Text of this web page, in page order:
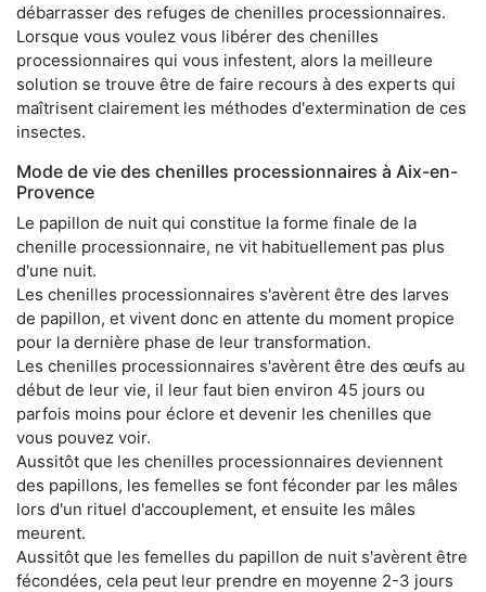
débarrasser des refuges de chenilles processionnaires.
Lorsque vous voulez vous libérer des chenilles
processionnaires qui vous infestent, alors la meilleure
solution se trouve être de faire recours à des experts qui
maîtrisent clairement les méthodes d'extermination de ces
insectes.
Mode de vie des chenilles processionnaires à Aix-en-
Provence
Le papillon de nuit qui constitue la forme finale de la
chenille processionnaire, ne vit habituellement pas plus
d'une nuit.
Les chenilles processionnaires s'avèrent être des larves
de papillon, et vivent donc en attente du moment propice
pour la dernière phase de leur transformation.
Les chenilles processionnaires s'avèrent être des œufs au
début de leur vie, il leur faut bien environ 45 jours ou
parfois moins pour éclore et devenir les chenilles que
vous pouvez voir.
Aussitôt que les chenilles processionnaires deviennent
des papillons, les femelles se font féconder par les mâles
lors d'un rituel d'accouplement, et ensuite les mâles
meurent.
Aussitôt que les femelles du papillon de nuit s'avèrent être
fécondées, cela peut leur prendre en moyenne 2-3 jours